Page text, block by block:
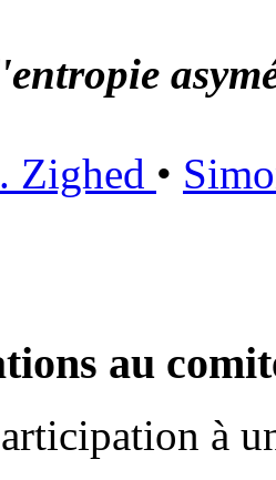
Zighed •
au
à